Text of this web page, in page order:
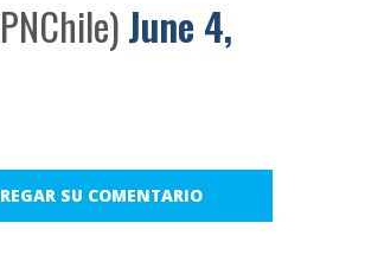
June 4,
SU COMENTARIO